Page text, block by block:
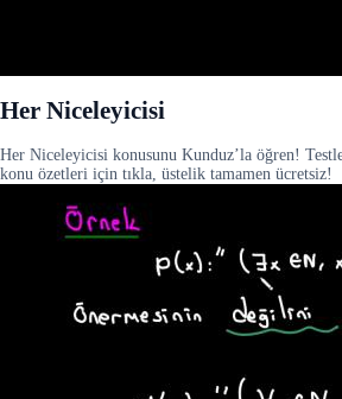
Her Niceleyicisi
Her Niceleyicisi konusunu Kunduz’la öğren!
konu özetleri için tıkla, üstelik tamamen ücretsiz!